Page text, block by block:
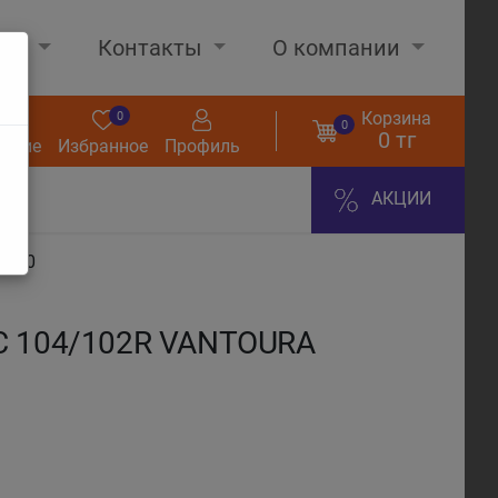
Контакты О компании
Избранное
0
Профиль
0 Корзина
0 тг
АКЦИИ
102R VANTOURA